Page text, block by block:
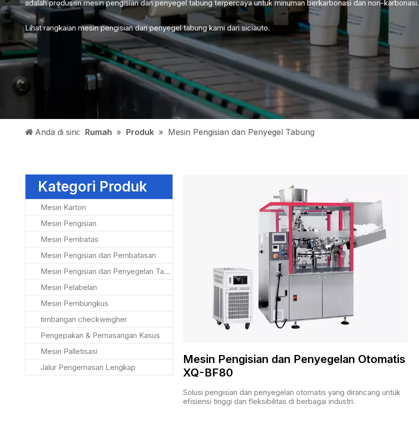
adalah produsen mesin pengisian dan penyegel tabung terpercaya untuk minuman berkarbonasi dan non-karbonasi.
Lihat rangkaian mesin pengisian dan penyegel tabung kami dari siciauto.
Anda di sini: Rumah » Produk » Mesin Pengisian dan Penyegel Tabung
Kategori Produk
Mesin Karton
Mesin Pengisian
Mesin Pembatas
Mesin Pengisian dan Pembatasan
Mesin Pengisian dan Penyegelan Tabung
Mesin Pelabelan
Mesin Pembungkus
timbangan checkweigher
Pengepakan & Pemasangan Kasus
Mesin Palletisasi
Jalur Pengemasan Lengkap
Mesin Pengisian dan Penyegelan Otomatis
XQ-BF80
Solusi pengisian dan penyegelan otomatis yang dirancang untuk
efisiensi tinggi dan fleksibilitas di berbagai industri.